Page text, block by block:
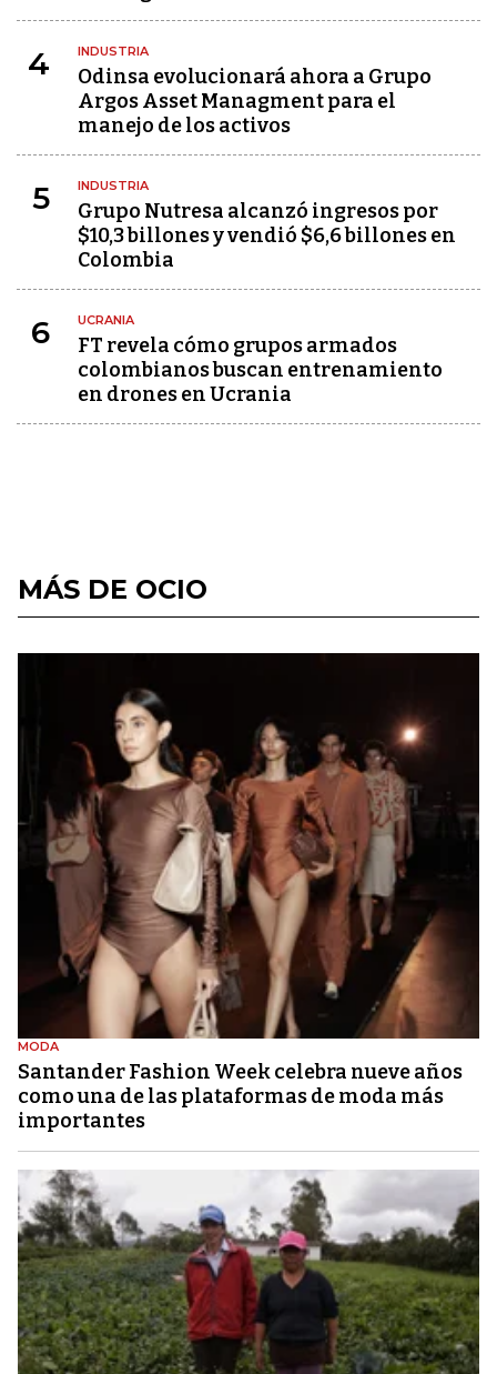
4 INDUSTRIA
Odinsa evolucionará ahora a Grupo
Argos Asset Managment para el
manejo de los activos
5 INDUSTRIA
Grupo Nutresa alcanzó ingresos por
$10,3 billones y vendió $6,6 billones en
Colombia
6 UCRANIA
FT revela cómo grupos armados
colombianos buscan entrenamiento
en drones en Ucrania
MÁS DE OCIO
MODA
Santander Fashion Week celebra nueve años
como una de las plataformas de moda más
importantes